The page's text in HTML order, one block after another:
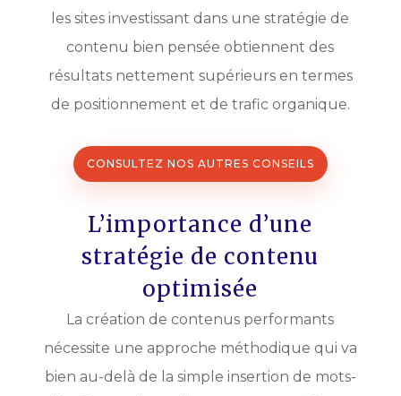
les sites investissant dans une stratégie de
contenu bien pensée obtiennent des
résultats nettement supérieurs en termes
de positionnement et de trafic organique.
CONSULTEZ NOS AUTRES CONSEILS
L’importance d’une
stratégie de contenu
optimisée
La création de contenus performants
nécessite une approche méthodique qui va
bien au-delà de la simple insertion de mots-